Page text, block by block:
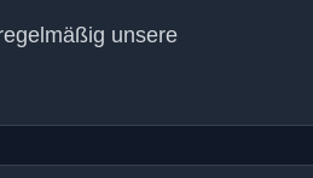
unsere